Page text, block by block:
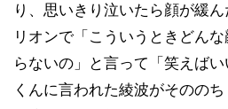
り、思いきり泣いたら顔が緩
リオンで「こういうときどん
らないの」と言って「笑えば
くんに言われた綾波がそののち